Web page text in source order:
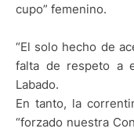
cupo” femenino.
“El solo hecho de
falta de respeto a
Labado.
En tanto, la
“forzado nuestra